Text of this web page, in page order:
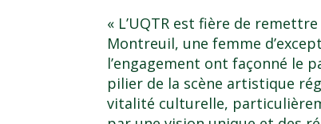
« L’UQTR est fière de
Montreuil, une femme
l’engagement ont façonné le
pilier de la scène artistique
vitalité culturelle,